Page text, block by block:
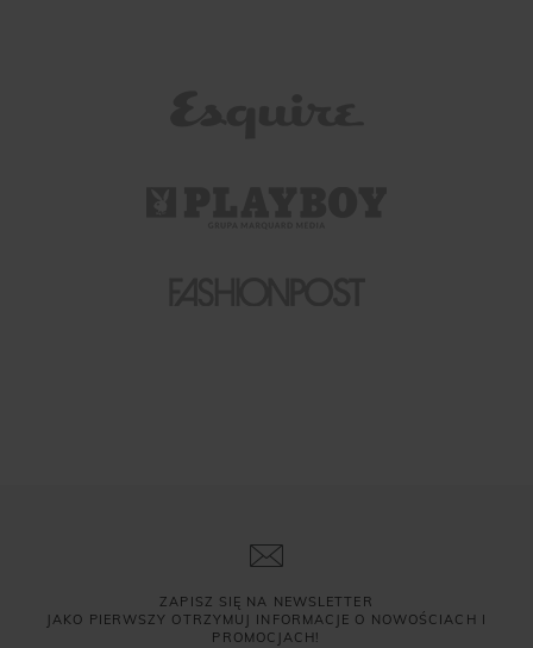
ZAPISZ SIĘ NA NEWSLETTER
JAKO PIERWSZY OTRZYMUJ INFORMACJE O NOWOŚCIACH I
PROMOCJACH!